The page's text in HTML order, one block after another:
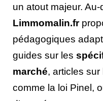
un atout majeur.
Limmomalin.fr
pédagogiques
guides sur les
marché, articles
comme la loi Pinel,